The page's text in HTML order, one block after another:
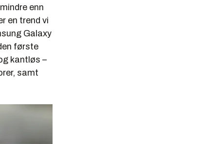
enn
en trend vi
Galaxy
første
kantløs –
samt